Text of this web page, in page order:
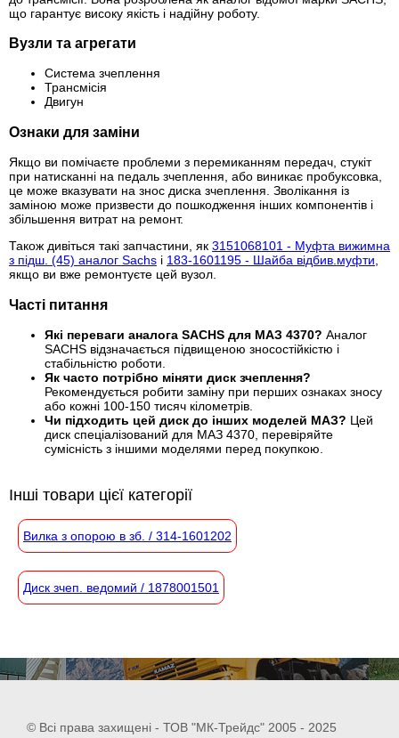
що гарантує високу якість і надійну роботу.
Вузли та агрегати
Система зчеплення
Трансмісія
Двигун
Ознаки для заміни
Якщо ви помічаєте проблеми з перемиканням передач, стукіт
при натисканні на педаль зчеплення, або виникає пробуксовка,
це може вказувати на знос диска зчеплення. Зволікання із
заміною може призвести до пошкодження інших компонентів і
збільшення витрат на ремонт.
Також дивіться такі запчастини, як 3151068101 - Муфта вижимна
з підш. (45) аналог Sachs і 183-1601195 - Шайба відбив.муфти,
якщо ви вже ремонтуєте цей вузол.
Часті питання
Які переваги аналога SACHS для МАЗ 4370? Аналог
SACHS відзначається підвищеною зносостійкістю і
стабільністю роботи.
Як часто потрібно міняти диск зчеплення?
Рекомендується робити заміну при перших ознаках зносу
або кожні 100-150 тисяч кілометрів.
Чи підходить цей диск до інших моделей МАЗ? Цей
диск спеціалізований для МАЗ 4370, перевіряйте
сумісність з іншими моделями перед покупкою.
Інші товари цієї категорії
Вилка з опорою в зб. / 314-1601202
Диск зчеп. ведомий / 1878001501
© Всі права захищені - ТОВ "МК-Трейдс" 2005 - 2025